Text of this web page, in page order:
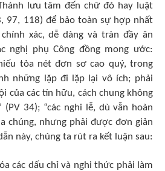
lưu tâm đến chữ đỏ hay luật
97, 118) để bảo toàn sự hợp nhất
xác, dễ dàng và tràn đầy ân
nghị phụ Công đồng mong ước:
tỏa nét đơn sơ cao quý, trong
những lặp đi lặp lại vô ích; phải
của các tín hữu, cách chung không
34); “các nghi lễ, dù vẫn hoàn
chúng, nhưng phải được đơn giản
này, chúng ta rút ra kết luận sau:
các dấu chỉ và nghi thức phải làm